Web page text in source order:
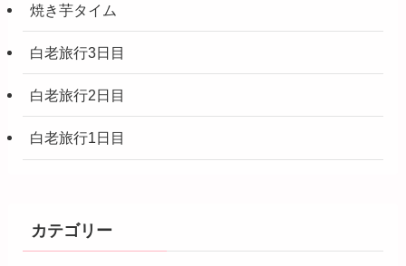
焼き芋タイム
白老旅行3日目
白老旅行2日目
白老旅行1日目
カテゴリー